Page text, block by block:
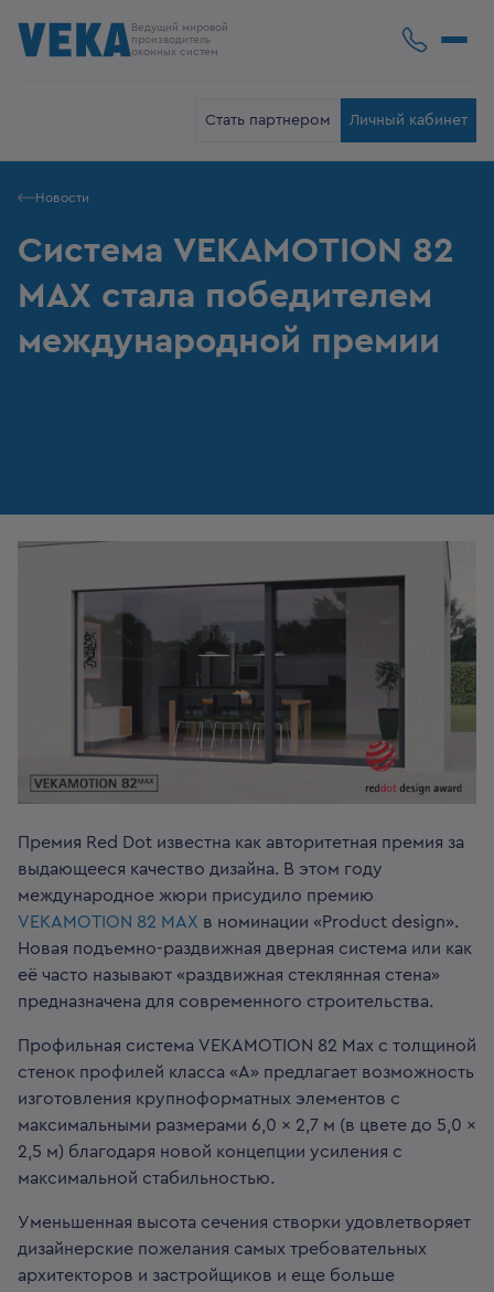
Ведущий мировой
производитель
оконных систем
Стать партнером Личный кабинет
Новости
Система VEKAMOTION 82
MAX стала победителем
международной премии
Премия Red Dot известна как авторитетная премия за
выдающееся качество дизайна. В этом году
международное жюри присудило премию
VEKAMOTION 82 MAX в номинации «Product design».
Новая подъемно-раздвижная дверная система или как
её часто называют «раздвижная стеклянная стена»
предназначена для современного строительства.
Профильная система VEKAMOTION 82 Max с толщиной
стенок профилей класса «А» предлагает возможность
изготовления крупноформатных элементов с
максимальными размерами 6,0 × 2,7 м (в цвете до 5,0 ×
2,5 м) благодаря новой концепции усиления с
максимальной стабильностью.
Уменьшенная высота сечения створки удовлетворяет
дизайнерские пожелания самых требовательных
архитекторов и застройщиков и еще больше